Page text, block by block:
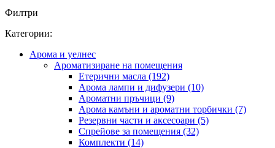
Филтри
Категории:
Арома и уелнес
Ароматизиране на помещения
Етерични масла (192)
Арома лампи и дифузери (10)
Ароматни пръчици (9)
Арома камъни и ароматни торбички (7)
Резервни части и аксесоари (5)
Спрейове за помещения (32)
Комплекти (14)